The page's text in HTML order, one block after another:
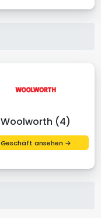
Woolworth (4)
Geschäft ansehen →